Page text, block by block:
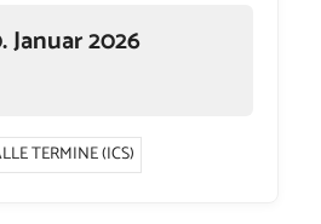
Januar 2026
TERMINE (ICS)